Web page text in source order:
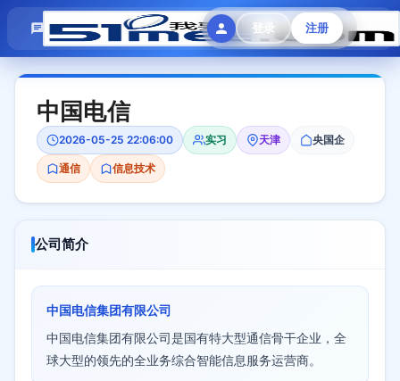
登录 注册
模拟面试 题目大全 招聘中心 会员专区
中国电信
2026-05-25 22:06:00 实习 天津 央国企
通信 信息技术
公司简介
中国电信集团有限公司
中国电信集团有限公司是国有特大型通信骨干企业，全
球大型的领先的全业务综合智能信息服务运营商。